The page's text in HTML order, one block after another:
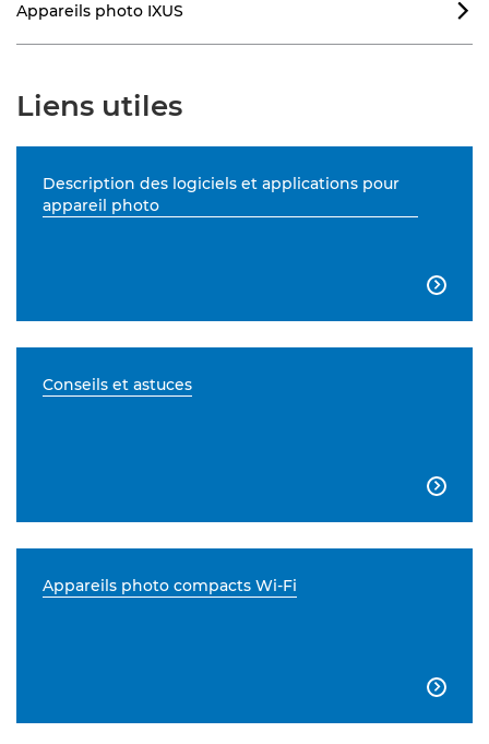
Appareils photo IXUS 
Liens utiles
Description des logiciels et applications pour
appareil photo

Conseils et astuces

Appareils photo compacts Wi-Fi
